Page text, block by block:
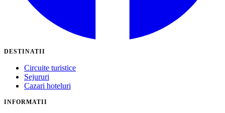
DESTINATII
Circuite turistice
Sejururi
Cazari hoteluri
INFORMATII